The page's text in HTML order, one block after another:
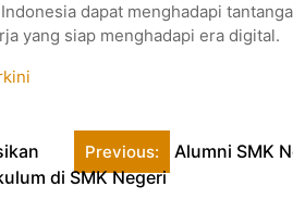
dapat menghadapi
yang siap menghadapi era digital.
Previous: Alumni SMK
di SMK Negeri